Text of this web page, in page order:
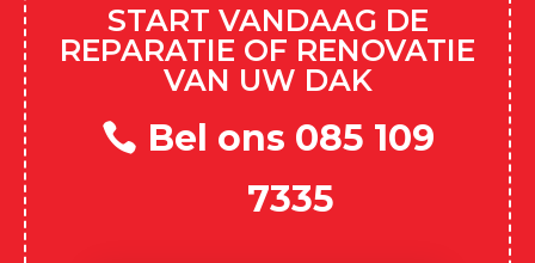
START VANDAAG DE
REPARATIE OF RENOVATIE
VAN UW DAK
Bel ons 085 109
7335